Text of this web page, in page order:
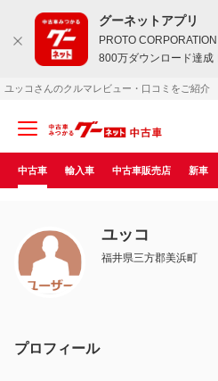
グーネットアプリ
PROTO CORPORATION
800万ダウンロード達成
ユッコさんのクルマレビュー・口コミをご紹介
中古車 輸入車 中古車販売店 新車
ユッコ
福井県三方郡美浜町
プロフィール